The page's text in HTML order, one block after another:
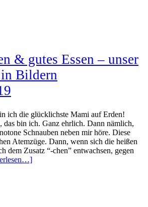
& gutes Essen – unser
in Bildern
ich die glücklichste Mami auf Erden!
bin ich. Ganz ehrlich. Dann nämlich,
Schnauben neben mir höre. Diese
Atemzüge. Dann, wenn sich die heißen
dem Zusatz “-chen” entwachsen, gegen